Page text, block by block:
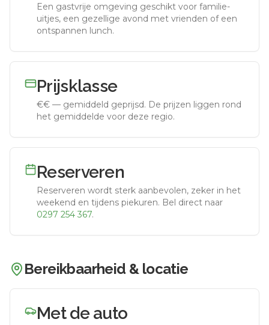
Een gastvrije omgeving geschikt voor familie-
uitjes, een gezellige avond met vrienden of een
ontspannen lunch.
Prijsklasse
€€ — gemiddeld geprijsd. De prijzen liggen rond
het gemiddelde voor deze regio.
Reserveren
Reserveren wordt sterk aanbevolen, zeker in het
weekend en tijdens piekuren. Bel direct naar
0297 254 367.
Bereikbaarheid & locatie
Met de auto